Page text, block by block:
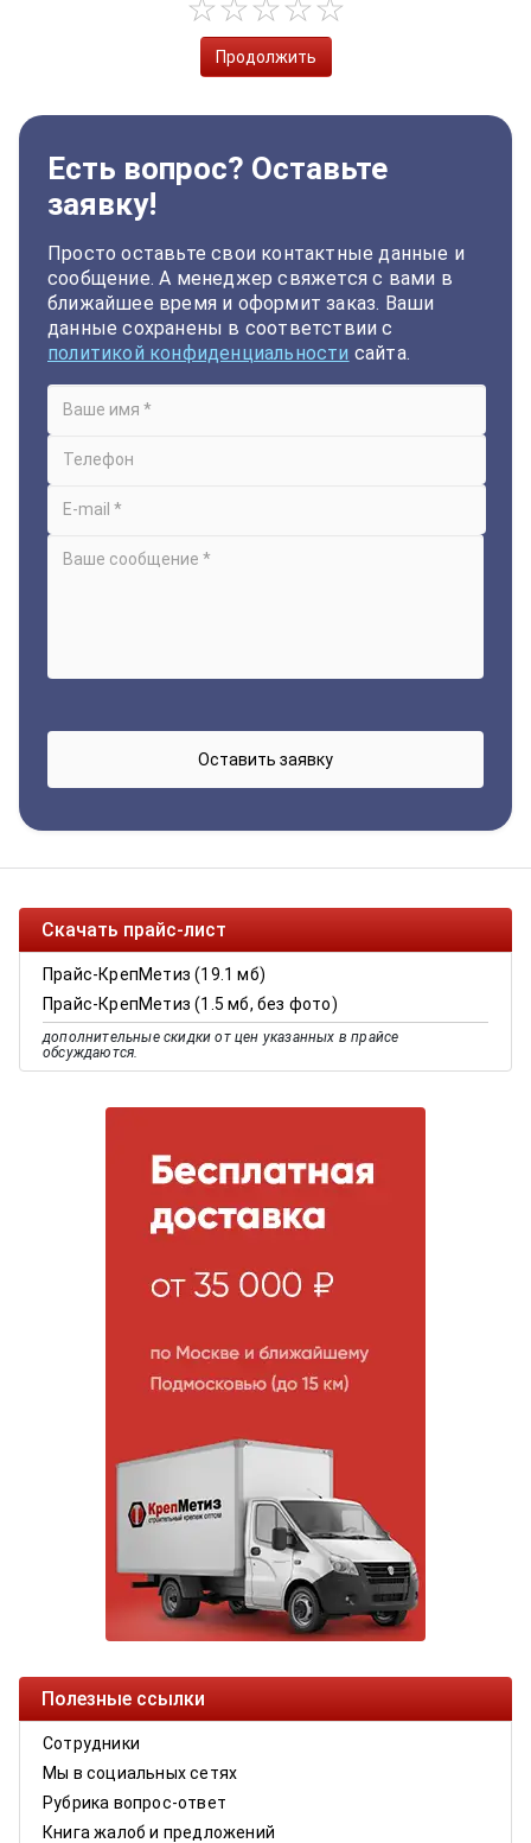
Продолжить
Есть вопрос? Оставьте
заявку!
Просто оставьте свои контактные данные и
сообщение. А менеджер свяжется с вами в
ближайшее время и оформит заказ. Ваши
данные сохранены в соответствии с
политикой конфиденциальности сайта.
Скачать прайс-лист
Прайс-КрепМетиз (19.1 мб)
Прайс-КрепМетиз (1.5 мб, без фото)
дополнительные скидки от цен указанных в прайсе
обсуждаются.
Полезные ссылки
Сотрудники
Мы в социальных сетях
Рубрика вопрос-ответ
Книга жалоб и предложений